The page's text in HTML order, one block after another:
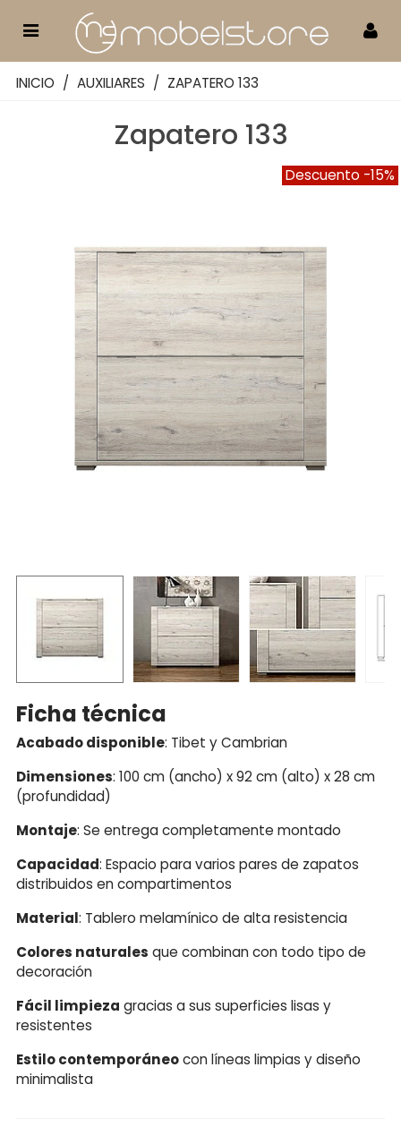
INICIO / AUXILIARES / ZAPATERO 133
Zapatero 133
Descuento -15%
Ficha técnica
Acabado disponible: Tibet y Cambrian
Dimensiones: 100 cm (ancho) x 92 cm (alto) x 28 cm
(profundidad)
Montaje: Se entrega completamente montado
Capacidad: Espacio para varios pares de zapatos
distribuidos en compartimentos
Material: Tablero melamínico de alta resistencia
Colores naturales que combinan con todo tipo de
decoración
Fácil limpieza gracias a sus superficies lisas y
resistentes
Estilo contemporáneocon líneas limpias y diseño
minimalista